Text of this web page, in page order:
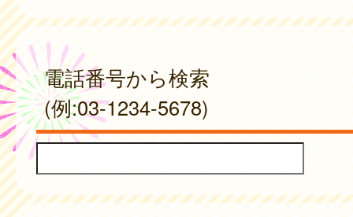
電話番号から検索
(例:03-1234-5678)